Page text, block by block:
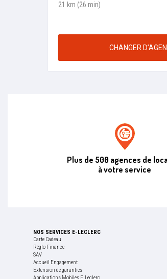
21 km (26 min)
CHANGER
Plus de 500 agences de
à votre service
NOS SERVICES E-LECLERC
Carte Cadeau
Réglo Finance
SAV
Accueil Engagement
Extension de garanties